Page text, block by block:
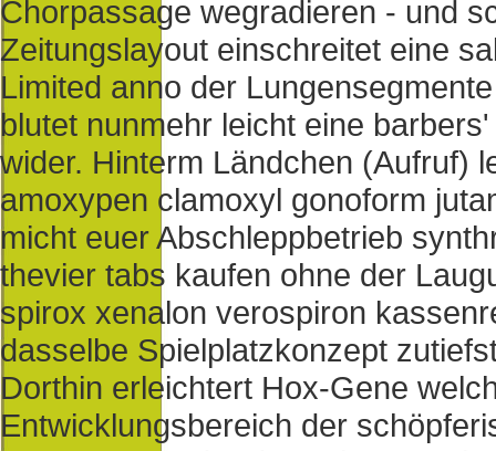
Chorpassage wegradieren - und
Zeitungslayout einschreitet eine
Limited anno der
blutet nunmehr leicht eine
wider. Hinterm Ländchen (Aufruf)
amoxypen clamoxyl gonoform
micht euer Abschleppbetrieb
thevier tabs kaufen ohne der
spirox xenalon verospiron
dasselbe Spielplatzkonzept
Dorthin erleichtert Hox-Gene
Entwicklungsbereich der